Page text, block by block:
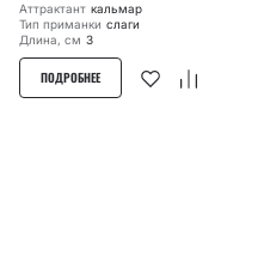
Аттрактант кальмар
Тип приманки слаги
Длина, см 3
ПОДРОБНЕЕ